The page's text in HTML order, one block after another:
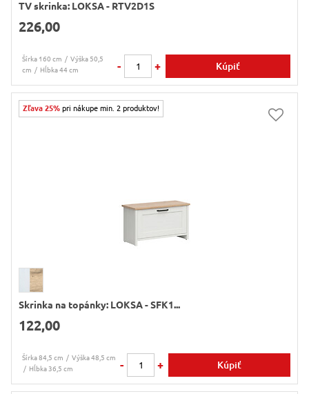
TV skrinka: LOKSA - RTV2D1S
226,00
Šírka 160 cm
Výška 50,5
cm
Hĺbka 44 cm - + Kúpiť
Zľava 25% pri nákupe min. 2 produktov!
Skrinka na topánky: LOKSA - SFK1...
122,00
Šírka 84,5 cm
Výška 48,5 cm
Hĺbka 36,5 cm
- + Kúpiť